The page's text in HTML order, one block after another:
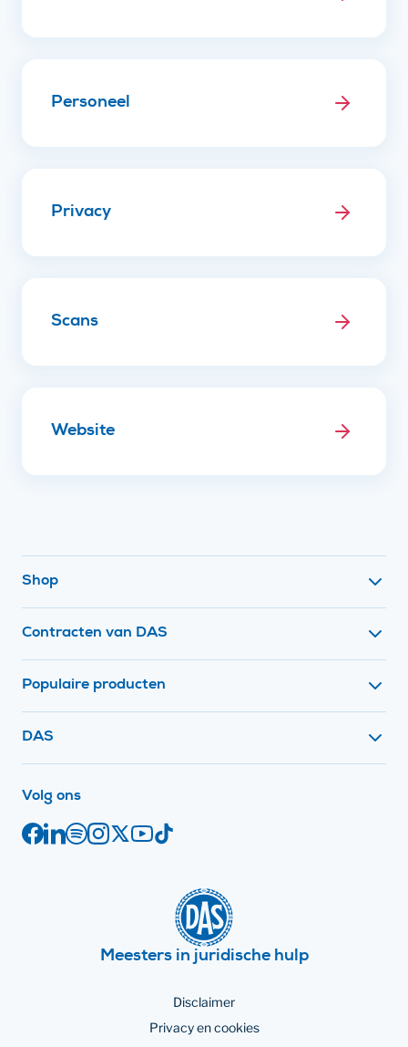
Personeel
Privacy
Scans
Website
Shop
Contracten van DAS
Populaire producten
Contact met
DAS
Volg ons
op social media
Meesters in juridische hulp
Disclaimer
Privacy en cookies